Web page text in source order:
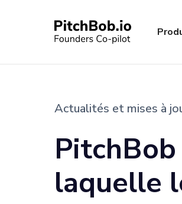
Actualités et mises à
laquelle